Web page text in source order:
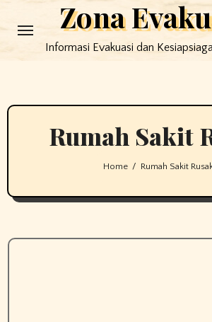
to
Zona
Informasi Evakuasi dan
Rumah Sakit
Home Rumah Sakit